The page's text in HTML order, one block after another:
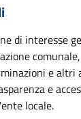
di interesse
e
e
locale.